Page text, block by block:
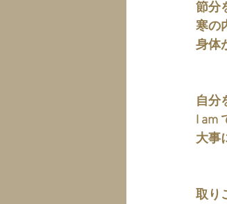
節分
寒の
身体
自分
I am
大事
取り